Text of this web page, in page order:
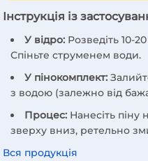
Інструкція із
У відро:Розведіть 10-
Спіньте струменем води.
У пінокомплект:
з водою (залежно від
Процес:Нанесіть піну
зверху вниз, ретельно
Вся продукція